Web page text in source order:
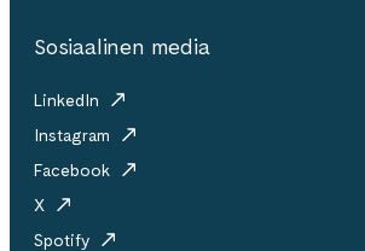
Sosiaalinen media
LinkedIn
Instagram
Facebook
X
Spotify